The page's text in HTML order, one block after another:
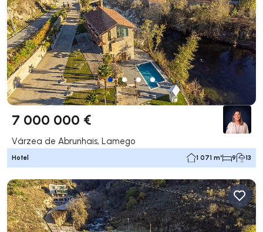
7 000 000 €
Várzea de Abrunhais, Lamego
Hotel 1 071 m² 9 13